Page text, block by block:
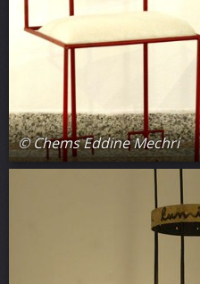
© Chems Eddine Mechri